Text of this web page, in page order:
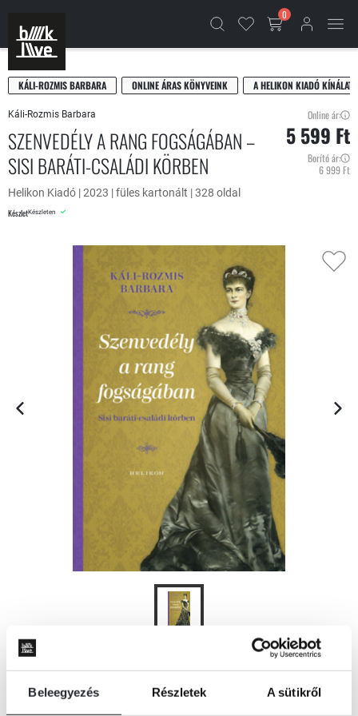
Beleegyezés Részletek A sütikről
0
KÁLI-ROZMIS BARBARA ONLINE ÁRAS KÖNYVEINK A HELIKON KIADÓ KÍNÁLATA
Káli-Rozmis Barbara
SZENVEDÉLY A RANG FOGSÁGÁBAN –
SISI BARÁTI-CSALÁDI KÖRBEN
Helikon Kiadó | 2023 | füles kartonált | 328 oldal
KészletKészleten
Online ár:
5 599 Ft
Borító ár:
6 999 Ft
KOSÁRBA